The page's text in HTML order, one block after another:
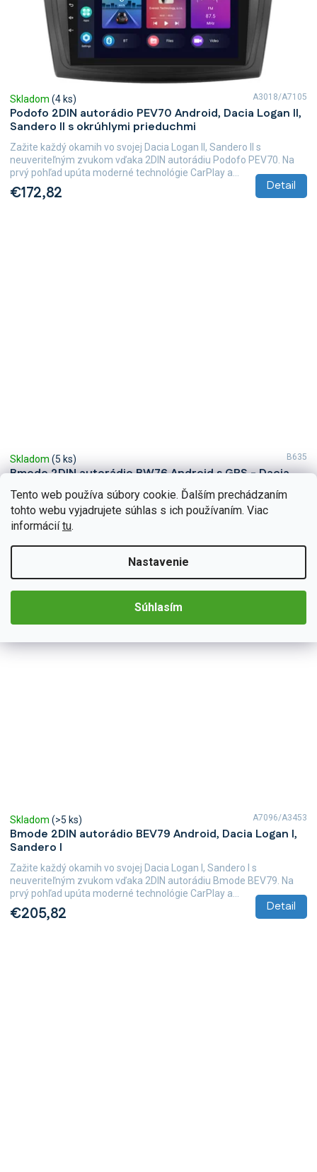
Tento web používa súbory cookie. Ďalším prechádzaním
tohto webu vyjadrujete súhlas s ich používaním. Viac
informáciítu.
Nastavenie
Súhlasím
Podofo 2DIN autorádio PEV70 Android, Dacia Logan II,
Sandero II s okrúhlymi prieduchmi
Skladom (4 ks)
€172,82 Detail
Zažite každý okamih vo svojej Dacia Logan II, Sandero II s
neuveriteľným zvukom vďaka 2DIN autorádiu Podofo PEV70. Na
prvý pohľad upúta moderné technológie CarPlay a...
A3018/A7105
Bmode 2DIN autorádio BW76 Android s GPS - Dacia,
Renault
Skladom (5 ks)
€197,57 Detail
Autorádio Bmode BW76 pre Dacia, Renault vám dokonale poslúži
na krátkych aj dlhých cestách. Na prvý pohľad zaujme modernými
technológiami CarPlay a AndroidAuto, ktoré sa...
B635
Bmode 2DIN autorádio BEV79 Android, Dacia Logan I,
Sandero I
Skladom (>5 ks)
€205,82 Detail
Zažite každý okamih vo svojej Dacia Logan I, Sandero I s
neuveriteľným zvukom vďaka 2DIN autorádiu Bmode BEV79. Na
prvý pohľad upúta moderné technológie CarPlay a...
A7096/A3453